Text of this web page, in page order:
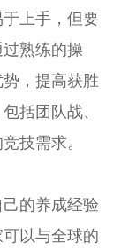
上手，但要
熟练的操
，提高获胜
括团队战、
技需求。
的养成经验
以与全球的